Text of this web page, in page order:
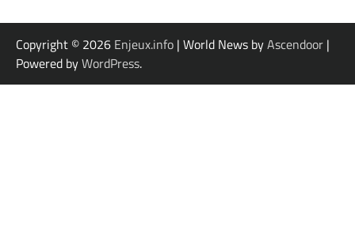
Copyright © 2026 Enjeux.info | World News byAscendoor |
Powered byWordPress.